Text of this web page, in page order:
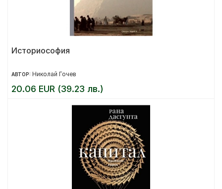
Историософия
АВТОР: Николай Гочев
20.06 EUR (39.23 лв.)